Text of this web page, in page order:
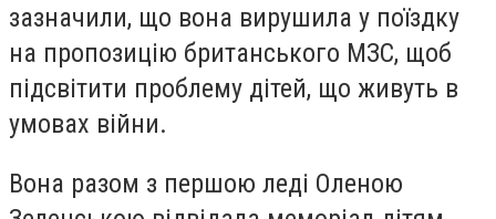
зазначили, що вона вирушила у поїздку
на пропозицію британського МЗС, щоб
підсвітити проблему дітей, що живуть в
умовах війни.
Вона разом з першою леді Оленою